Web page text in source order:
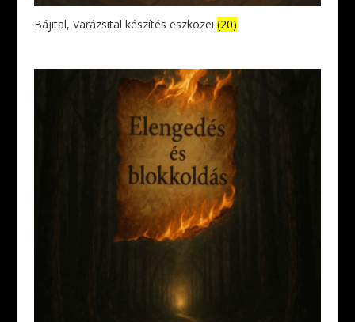
Bájital, Varázsital készítés eszközei (20)